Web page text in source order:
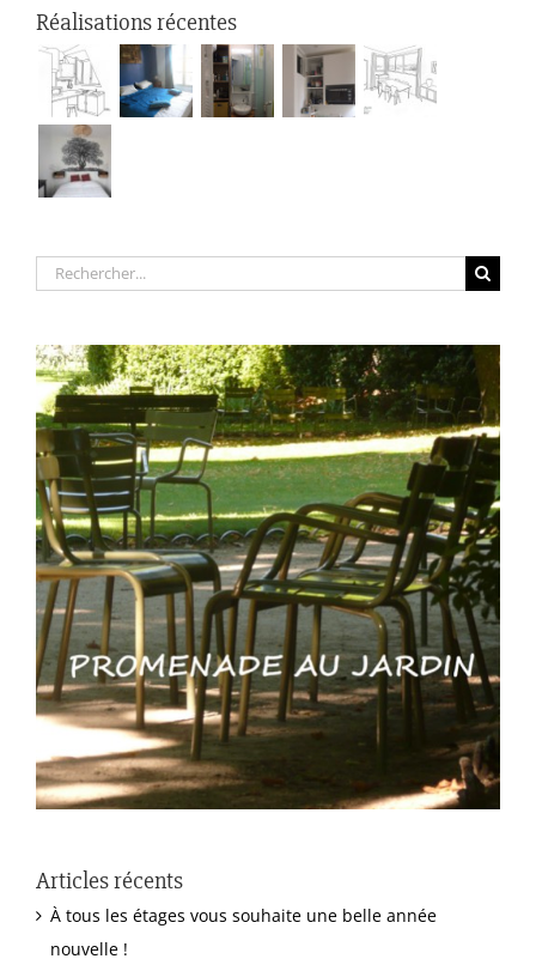
Réalisations récentes
Rechercher:
Articles récents
À tous les étages vous souhaite une belle année
nouvelle !